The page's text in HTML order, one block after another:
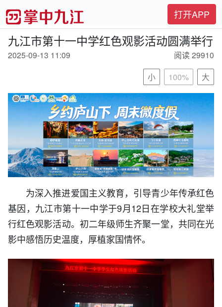
打开APP
九江市第十一中学红色观影活动圆满举行
2025-09-13 11:09
阅读 29910
小
100% 大
为深入推进爱国主义教育，引导青少年传承红色
基因，九江市第十一中学于9月12日在学校大礼堂举
行红色观影活动。初二年级师生齐聚一堂，共同在光
影中感悟历史温度，厚植家国情怀。